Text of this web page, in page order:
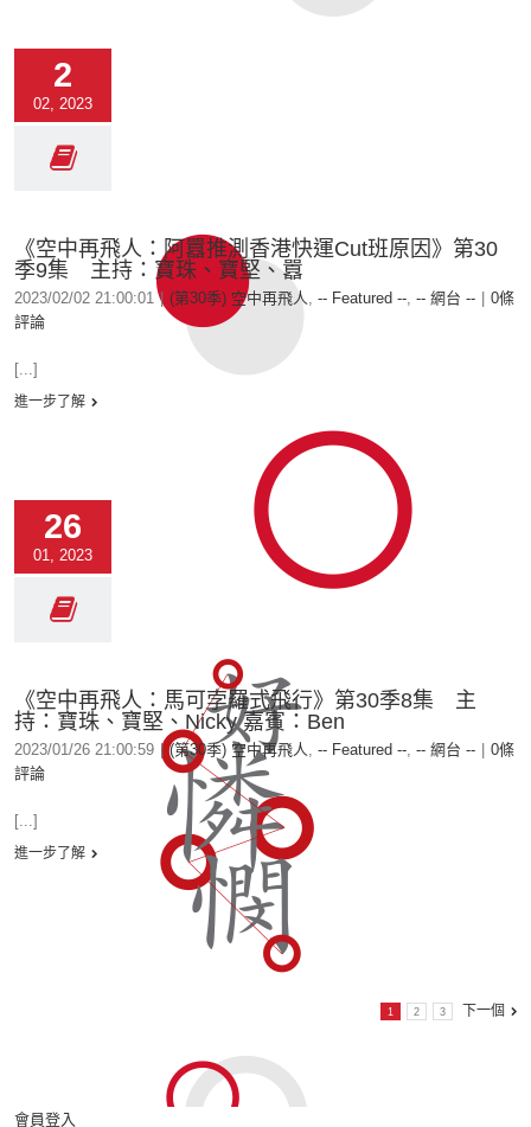
2
02, 2023
《空中再飛人：阿囂推測香港快運Cut班原因》第30
季9集 主持：寶珠、寶堅、囂
2023/02/02 21:00:01 | (第30季) 空中再飛人, -- Featured --, -- 網台 --
0條
評論
[...]
進一步了解
26
01, 2023
《空中再飛人：馬可孛羅式飛行》第30季8集 主
持：寶珠、寶堅、Nicky 嘉賓：Ben
2023/01/26 21:00:59 | (第30季) 空中再飛人, -- Featured --, -- 網台 --
0條
評論
[...]
進一步了解
1 2 3 下一個
會員登入